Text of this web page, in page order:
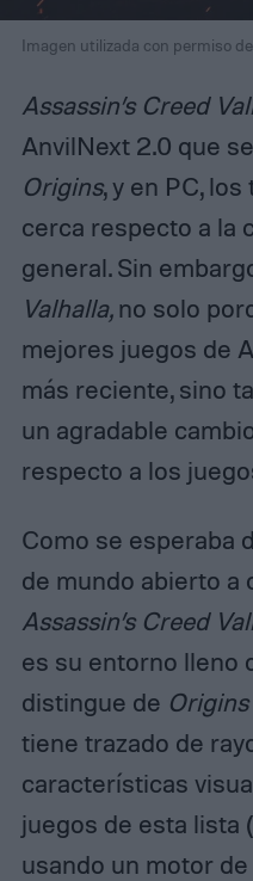
Imagen utilizada con permiso
Assassin’s Creed
AnvilNext 2.0 que
Origins, y en PC,
cerca respecto a la
general. Sin
Valhalla,no solo
mejores juegos de
más reciente, sino
un agradable
respecto a los
Como se esperaba
de mundo abierto a
Assassin’s Creed
es su entorno lleno
distingue de Origins
tiene trazado de
características
juegos de esta lista
usando un motor